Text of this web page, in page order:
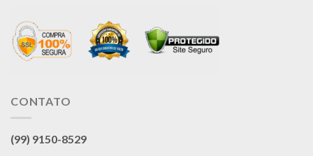
CONTATO
(99) 9150-8529